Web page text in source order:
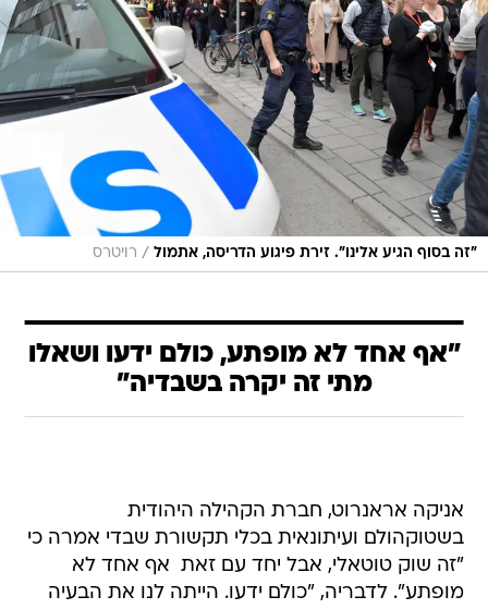
"זה בסוף הגיע אלינו". זירת פיגוע הדריסה, אתמול / רויטרס
"אף אחד לא מופתע, כולם ידעו ושאלו
מתי זה יקרה בשבדיה"
אניקה אראנרוט, חברת הקהילה היהודית
בשטוקהולם ועיתונאית בכלי תקשורת שבדי אמרה כי
"זה שוק טוטאלי, אבל יחד עם זאת  אף אחד לא
מופתע". לדבריה, "כולם ידעו. הייתה לנו את הבעיה